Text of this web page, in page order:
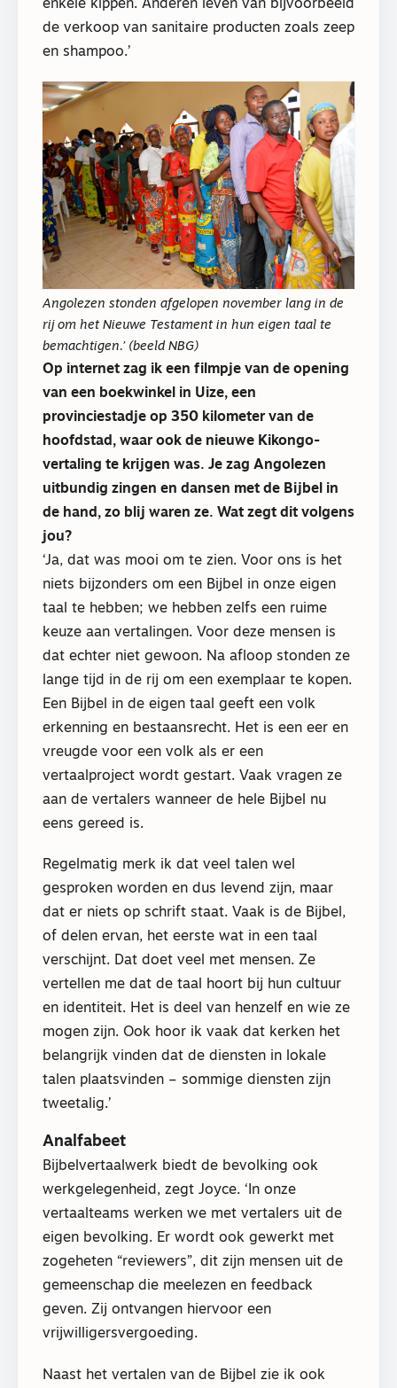
enkele kippen. Anderen leven van bijvoorbeeld
de verkoop van sanitaire producten zoals zeep
en shampoo.’
Angolezen stonden afgelopen november lang in de
rij om het Nieuwe Testament in hun eigen taal te
bemachtigen.’ (beeld NBG)
Op internet zag ik een filmpje van de opening
van een boekwinkel in Uize, een
provinciestadje op 350 kilometer van de
hoofdstad, waar ook de nieuwe Kikongo-
vertaling te krijgen was. Je zag Angolezen
uitbundig zingen en dansen met de Bijbel in
de hand, zo blij waren ze. Wat zegt dit volgens
jou?
‘Ja, dat was mooi om te zien. Voor ons is het
niets bijzonders om een Bijbel in onze eigen
taal te hebben; we hebben zelfs een ruime
keuze aan vertalingen. Voor deze mensen is
dat echter niet gewoon. Na afloop stonden ze
lange tijd in de rij om een exemplaar te kopen.
Een Bijbel in de eigen taal geeft een volk
erkenning en bestaansrecht. Het is een eer en
vreugde voor een volk als er een
vertaalproject wordt gestart. Vaak vragen ze
aan de vertalers wanneer de hele Bijbel nu
eens gereed is.
Regelmatig merk ik dat veel talen wel
gesproken worden en dus levend zijn, maar
dat er niets op schrift staat. Vaak is de Bijbel,
of delen ervan, het eerste wat in een taal
verschijnt. Dat doet veel met mensen. Ze
vertellen me dat de taal hoort bij hun cultuur
en identiteit. Het is deel van henzelf en wie ze
mogen zijn. Ook hoor ik vaak dat kerken het
belangrijk vinden dat de diensten in lokale
talen plaatsvinden – sommige diensten zijn
tweetalig.’
Analfabeet
Bijbelvertaalwerk biedt de bevolking ook
werkgelegenheid, zegt Joyce. ‘In onze
vertaalteams werken we met vertalers uit de
eigen bevolking. Er wordt ook gewerkt met
zogeheten “reviewers”, dit zijn mensen uit de
gemeenschap die meelezen en feedback
geven. Zij ontvangen hiervoor een
vrijwilligersvergoeding.
Naast het vertalen van de Bijbel zie ik ook